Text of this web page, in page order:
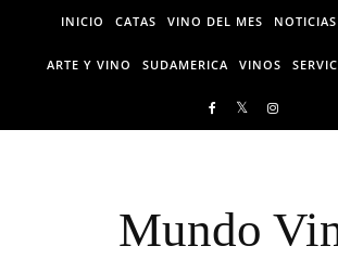
Skip to content
INICIO CATAS VINO DEL MES NOTICIAS
ARTE Y VINO SUDAMERICA VINOS
Mundo